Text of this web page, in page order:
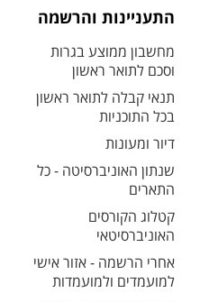
התעניינות והרשמה
מחשבון ממוצע בגרות
וסכם לתואר ראשון
תנאי קבלה לתואר ראשון
בכל התוכניות
דיור ומעונות
שנתון האוניברסיטה - כל
התארים
קטלוג הקורסים
האוניברסיטאי
אחרי הרשמה - אזור אישי
למועמדים ולמועמדות